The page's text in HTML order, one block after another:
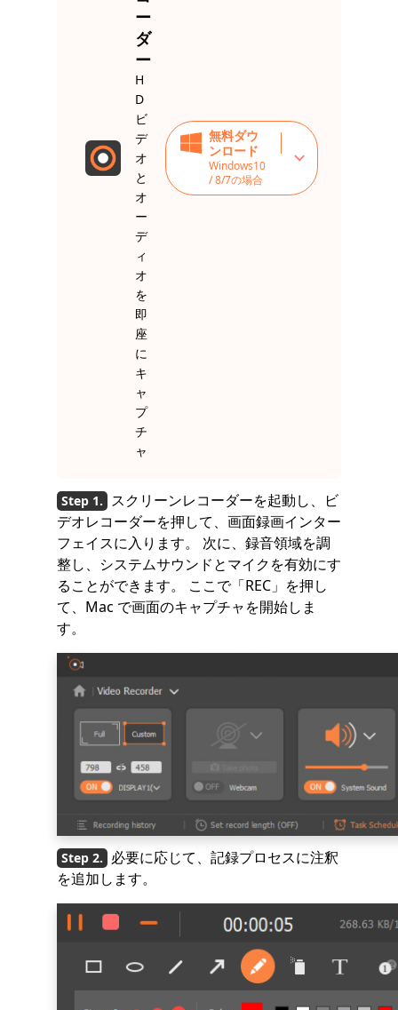
ー
ダ
ー
H
D
ビ
デ
オ
と
オ
ー
デ
ィ
オ
を
即
座
に
キ
ャ
プ
チ
ャ
無料ダウ
ンロード
Windows10
/ 8/7の場合
スクリーンレコーダーを起動し、ビ
デオレコーダーを押して、画面録画インター
フェイスに入ります。 次に、録音領域を調
整し、システムサウンドとマイクを有効にす
ることができます。 ここで「REC」を押し
て、Mac で画面のキャプチャを開始しま
す。
必要に応じて、記録プロセスに注釈
を追加します。